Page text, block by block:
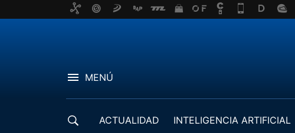
MENÚ
ACTUALIDAD INTELIGENCIA ARTIFICIAL